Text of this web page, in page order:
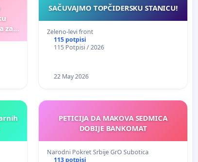
za
i
SAČUVAJMO TOPČIDERSKU STANICU!
Zeleno-levi front
115 potpisi
115 Potpisi / 2026
22 May 2026
PETICIJA DA MAKOVA SEDMICA
DOBIJE BANKOMAT
Narodni Pokret Srbije GrO Subotica
113 potpisi